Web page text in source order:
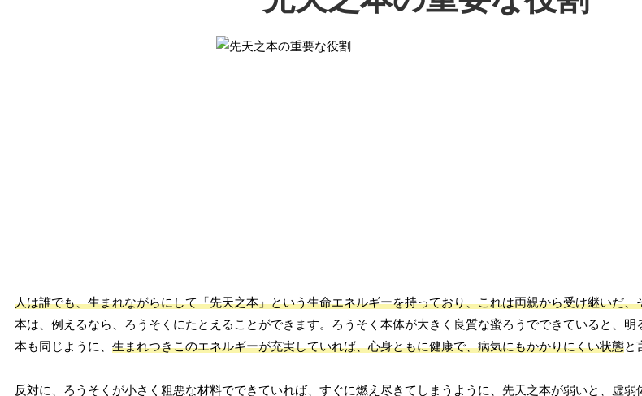
人は誰でも、生まれながらにして「先天之本」という生命エネルギーを持っており、これは両親から受け継いだ、
本は、例えるなら、ろうそくにたとえることができます。ろうそく本体が大きく良質な蜜ろうでできていると、明
本も同じように、 生まれつきこのエネルギーが充実していれば、心身ともに健康で、病気にもかかりにくい状態と
反対に、ろうそくが小さく粗悪な材料でできていれば、すぐに燃え尽きてしまうように、先天之本が弱いと、虚弱